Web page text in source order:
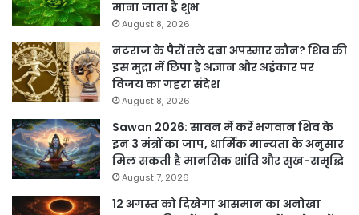
माना जाता है शुभ
August 8, 2026
नटराज के पैरों तले दबा अपस्मार कौन? शिव की
इस मुद्रा में छिपा है अज्ञान और अहंकार पर
विजय का गहरा संदेश
August 8, 2026
Sawan 2026: सावन में करें भगवान शिव के
इन 3 मंत्रों का जाप, धार्मिक मान्यता के अनुसार
मिल सकती है मानसिक शांति और सुख-समृद्धि
August 7, 2026
12 अगस्त को दिखेगा आसमान का अनोखा